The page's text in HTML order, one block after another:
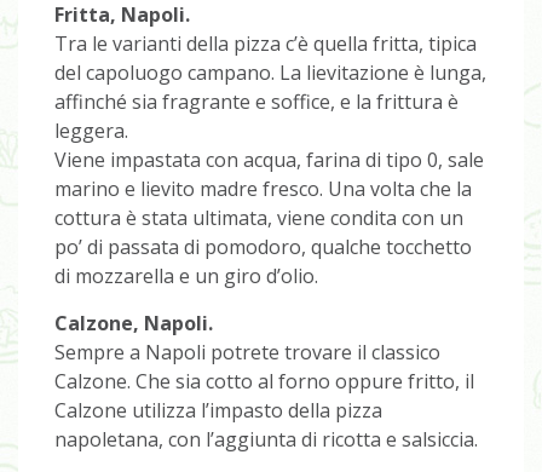
Fritta, Napoli.
Tra le varianti della pizza c’è quella fritta, tipica
del capoluogo campano. La lievitazione è lunga,
affinché sia fragrante e soffice, e la frittura è
leggera.
Viene impastata con acqua, farina di tipo 0, sale
marino e lievito madre fresco. Una volta che la
cottura è stata ultimata, viene condita con un
po’ di passata di pomodoro, qualche tocchetto
di mozzarella e un giro d’olio.
Calzone, Napoli.
Sempre a Napoli potrete trovare il classico
Calzone. Che sia cotto al forno oppure fritto, il
Calzone utilizza l’impasto della pizza
napoletana, con l’aggiunta di ricotta e salsiccia.